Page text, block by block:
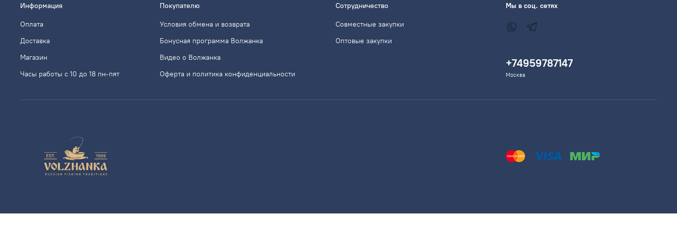
Информация
Оплата
Доставка
Магазин
Часы работы с 10 до 18 пн-пят
Покупателю
Условия обмена и возврата
Бонусная программа Волжанка
Видео о Волжанка
Оферта и политика конфиденциальности
Сотрудничество
Совместные закупки
Оптовые закупки
Мы в соц. сетях
+74959787147
Москва